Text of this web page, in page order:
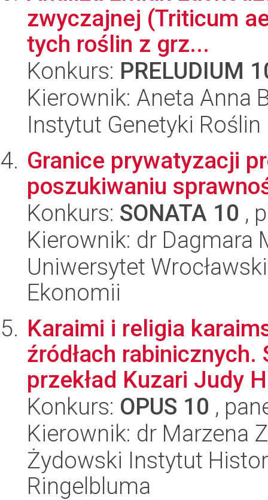
zwyczajnej (Triticum
tych roślin z grz...
Konkurs: PRELUDIUM
Kierownik: Aneta Anna
Instytut Genetyki Roślin
Granice prywatyzacji
poszukiwaniu
Konkurs: SONATA 10 ,
Kierownik: dr Dagmara
Uniwersytet
Ekonomii
Karaimi i religia
źródłach
przekład Kuzari Judy
Konkurs: OPUS 10 ,
Kierownik: dr Marzena
Żydowski Instytut
Ringelbluma